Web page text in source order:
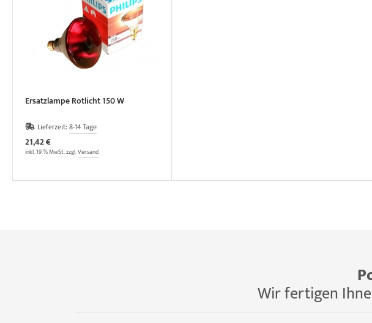
Ersatzlampe Rotlicht 150 W
Lieferzeit: 8-14 Tage
21,42 €
inkl. 19 % MwSt. zzgl.Versand
Wir fertigen